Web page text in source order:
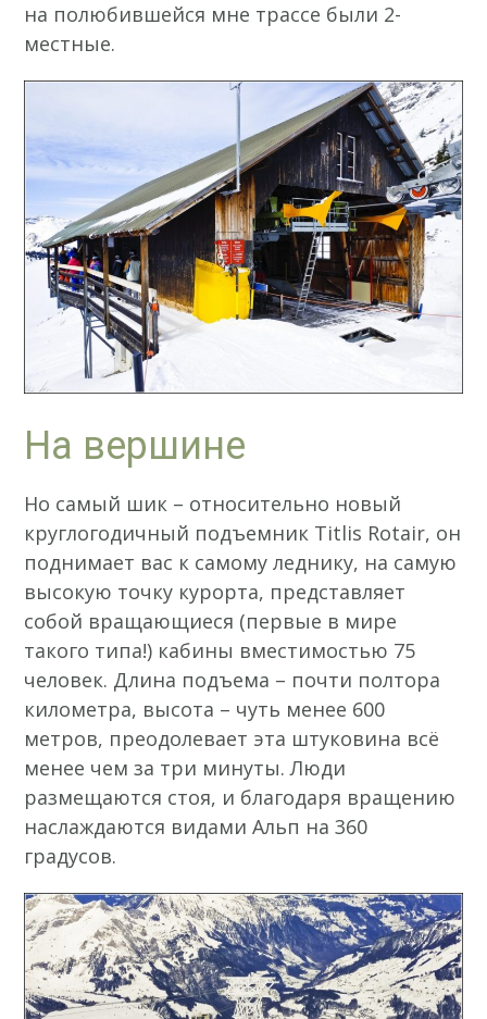
на полюбившейся мне трассе были 2-
местные.
На вершине
Но самый шик – относительно новый
круглогодичный подъемник Titlis Rotair, он
поднимает вас к самому леднику, на самую
высокую точку курорта, представляет
собой вращающиеся (первые в мире
такого типа!) кабины вместимостью 75
человек. Длина подъема – почти полтора
километра, высота – чуть менее 600
метров, преодолевает эта штуковина всё
менее чем за три минуты. Люди
размещаются стоя, и благодаря вращению
наслаждаются видами Альп на 360
градусов.